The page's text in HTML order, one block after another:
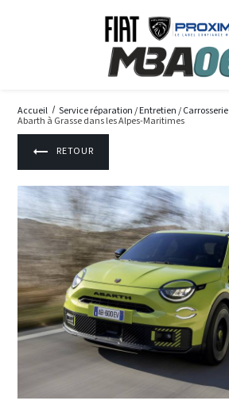
Accueil Service réparation / Entretien / Carrosserie
Abarth à Grasse dans les Alpes-Maritimes
RETOUR